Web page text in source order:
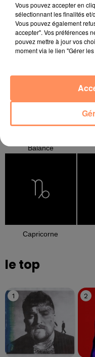
Balance
Capricorne
le top
1 2
Vous pouvez accepter en
sélectionnant les finalités
Vous pouvez également
accepter". Vos préférences
pouvez mettre à jour vos
moment via le lien "Gérer